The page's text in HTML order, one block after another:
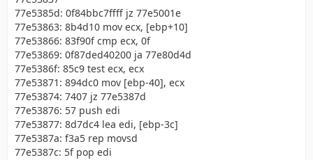
77e5385d: 0f84bbc7ffff jz 77e5001e
77e53863: 8b4d10 mov ecx, [ebp+10]
77e53866: 83f90f cmp ecx, 0f
77e53869: 0f87ded40200 ja 77e80d4d
77e5386f: 85c9 test ecx, ecx
77e53871: 894dc0 mov [ebp-40], ecx
77e53874: 7407 jz 77e5387d
77e53876: 57 push edi
77e53877: 8d7dc4 lea edi, [ebp-3c]
77e5387a: f3a5 rep movsd
77e5387c: 5f pop edi